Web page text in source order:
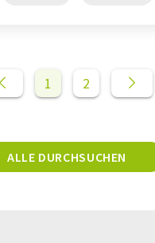
1 2
ALLE DURCHSUCHEN